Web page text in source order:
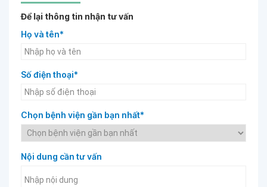
Để lại thông tin nhận tư vấn
Họ và tên*
Số điện thoại*
Chọn bệnh viện gần bạn nhất*
Nội dung cần tư vấn